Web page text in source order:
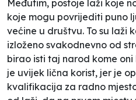
Međutim, postoje laži koje
koje mogu povrijediti puno
većine u društvu. To su laži
izloženo svakodnevno od
birao isti taj narod kome
je uvijek lična korist, jer je
kvalifikacija za radno